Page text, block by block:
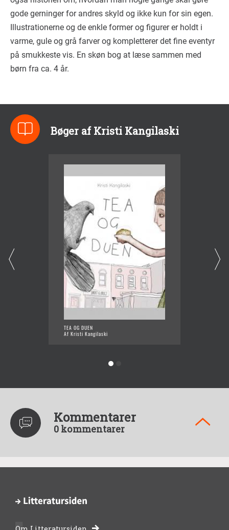
gode gerninger for andres skyld og ikke kun for sin egen.
Illustrationerne og de enkle former og figurer er holdt i
varme, gule og grå farver og kompletterer det fine eventyr
på smukkeste vis. En skøn bog at læse sammen med
børn fra ca. 4 år.
Bøger af Kristi Kangilaski
TEA OG DUEN
Af Kristi Kangilaski
Kommentarer
0 kommentarer